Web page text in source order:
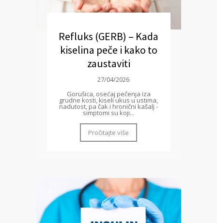
Refluks (GERB) – Kada
kiselina peče i kako to
zaustaviti
27/04/2026
Gorušica, osećaj pečenja iza
grudne kosti, kiseli ukus u ustima,
nadutost, pa čak i hronični kašalj -
simptomi su koji...
Pročitajte više